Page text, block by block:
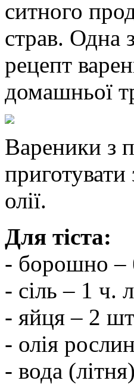
ситного
страв. Одна
рецепт
домашньої
Вареники з
приготувати
олії.
Для тіста:
- борошно –
- сіль – 1 ч.
- яйця – 2
- олія
- вода